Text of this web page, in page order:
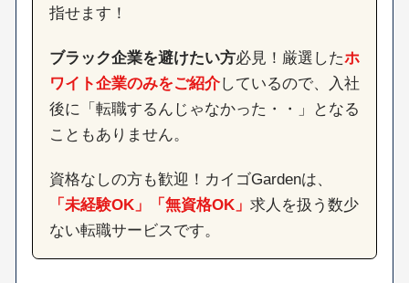
指せます！
ブラック企業を避けたい方必見！厳選したホ
ワイト企業のみをご紹介しているので、入社
後に「転職するんじゃなかった・・」となる
こともありません。
資格なしの方も歓迎！カイゴGardenは、
「未経験OK」「無資格OK」 求人を扱う数少
ない転職サービスです。